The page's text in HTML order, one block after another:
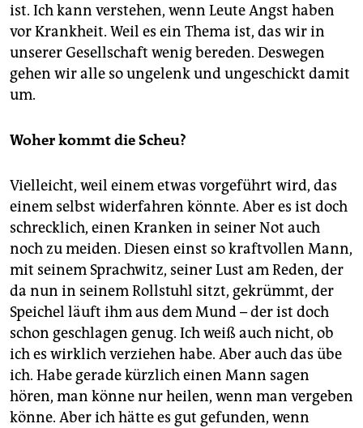
ist. Ich kann verstehen, wenn Leute Angst haben
vor Krankheit. Weil es ein Thema ist, das wir in
unserer Gesellschaft wenig bereden. Deswegen
gehen wir alle so ungelenk und ungeschickt damit
um.
Woher kommt die Scheu?
Vielleicht, weil einem etwas vorgeführt wird, das
einem selbst widerfahren könnte. Aber es ist doch
schrecklich, einen Kranken in seiner Not auch
noch zu meiden. Diesen einst so kraftvollen Mann,
mit seinem Sprachwitz, seiner Lust am Reden, der
da nun in seinem Rollstuhl sitzt, gekrümmt, der
Speichel läuft ihm aus dem Mund – der ist doch
schon geschlagen genug. Ich weiß auch nicht, ob
ich es wirklich verziehen habe. Aber auch das übe
ich. Habe gerade kürzlich einen Mann sagen
hören, man könne nur heilen, wenn man vergeben
könne. Aber ich hätte es gut gefunden, wenn